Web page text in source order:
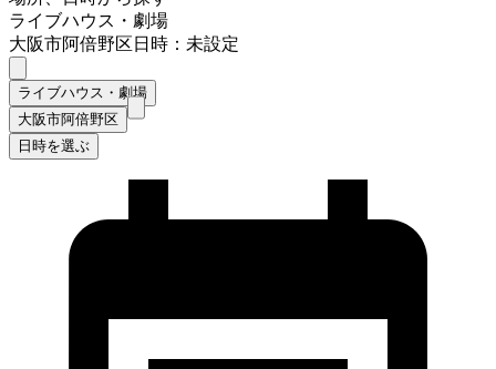
ライブハウス・劇場
大阪市阿倍野区日時：未設定
ライブハウス・劇場
大阪市阿倍野区
日時を選ぶ